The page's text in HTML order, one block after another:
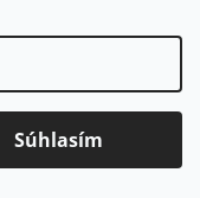
Súhlasím
v hodnote
.
N
40kg, biela,
(5 sada)